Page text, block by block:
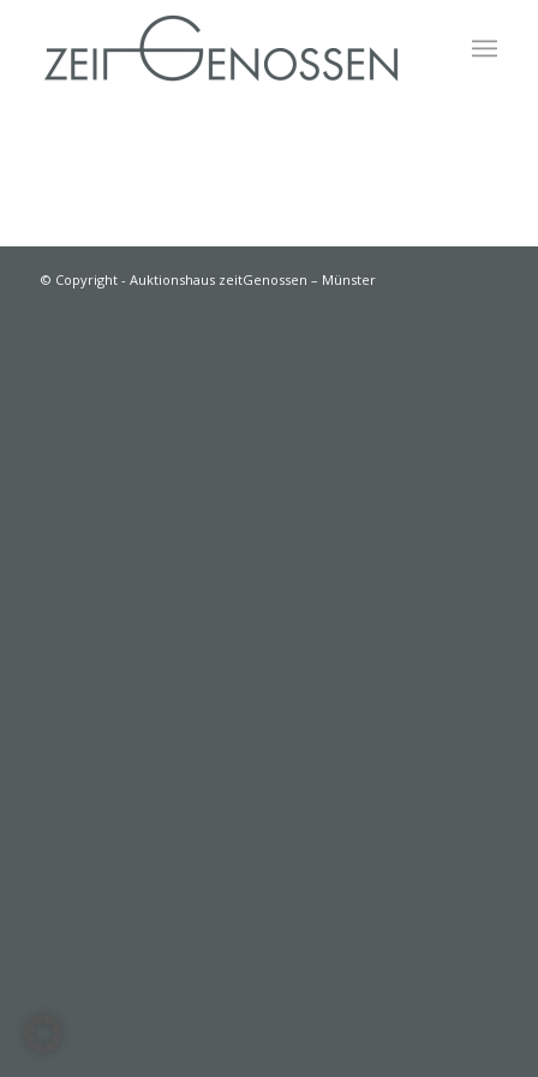
© Copyright - Auktionshaus zeitGenossen – Münster